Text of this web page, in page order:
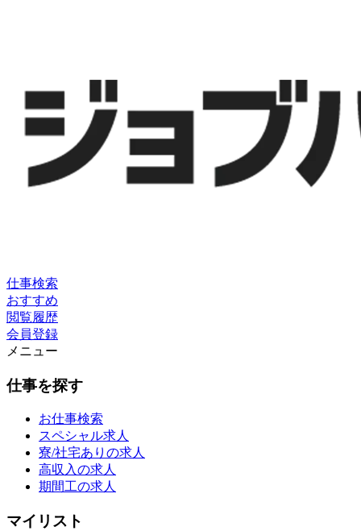
仕事検索
おすすめ
閲覧履歴
会員登録
メニュー
仕事を探す
お仕事検索
スペシャル求人
寮/社宅ありの求人
高収入の求人
期間工の求人
マイリスト